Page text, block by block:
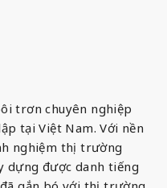
trơn chuyên nghiệp
tại Việt Nam. Với nền
nghiệm thị trường
dựng được danh tiếng